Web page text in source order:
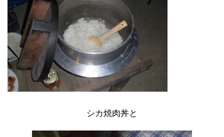
シカ焼肉丼と